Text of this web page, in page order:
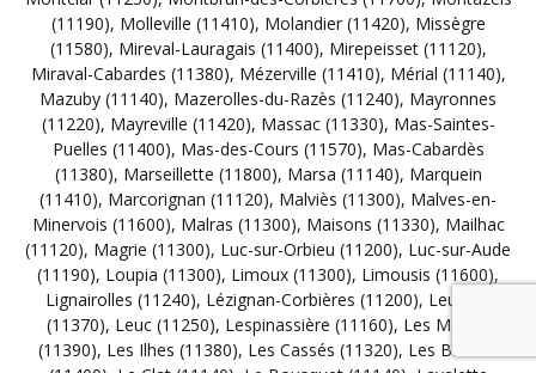
(11190), Molleville (11410), Molandier (11420), Missègre
(11580), Mireval-Lauragais (11400), Mirepeisset (11120),
Miraval-Cabardes (11380), Mézerville (11410), Mérial (11140),
Mazuby (11140), Mazerolles-du-Razès (11240), Mayronnes
(11220), Mayreville (11420), Massac (11330), Mas-Saintes-
Puelles (11400), Mas-des-Cours (11570), Mas-Cabardès
(11380), Marseillette (11800), Marsa (11140), Marquein
(11410), Marcorignan (11120), Malviès (11300), Malves-en-
Minervois (11600), Malras (11300), Maisons (11330), Mailhac
(11120), Magrie (11300), Luc-sur-Orbieu (11200), Luc-sur-Aude
(11190), Loupia (11300), Limoux (11300), Limousis (11600),
Lignairolles (11240), Lézignan-Corbières (11200), Leucate
(11370), Leuc (11250), Lespinassière (11160), Les Martys
(11390), Les Ilhes (11380), Les Cassés (11320), Les Brunels